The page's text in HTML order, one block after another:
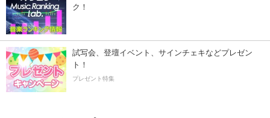
ク！
試写会、登壇イベント、サインチェキなどプレゼン
ト！
プレゼント特集